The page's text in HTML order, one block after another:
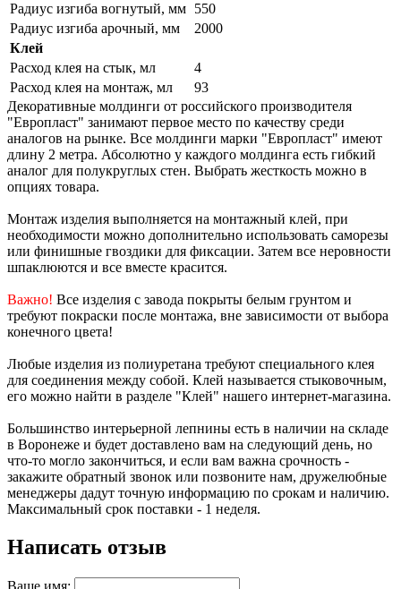
Радиус изгиба вогнутый, мм 550
Радиус изгиба арочный, мм
2000
Клей
Расход клея на стык, мл
4
Расход клея на монтаж, мл
93
Декоративные молдинги от российского производителя
"Европласт" занимают первое место по качеству среди
аналогов на рынке. Все молдинги марки "Европласт" имеют
длину 2 метра. Абсолютно у каждого молдинга есть гибкий
аналог для полукруглых стен. Выбрать жесткость можно в
опциях товара.
Монтаж изделия выполняется на монтажный клей, при
необходимости можно дополнительно использовать саморезы
или финишные гвоздики для фиксации. Затем все неровности
шпаклюются и все вместе красится.
Важно! Все изделия с завода покрыты белым грунтом и
требуют покраски после монтажа, вне зависимости от выбора
конечного цвета!
Любые изделия из полиуретана требуют специального клея
для соединения между собой. Клей называется стыковочным,
его можно найти в разделе "Клей" нашего интернет-магазина.
Большинство интерьерной лепнины есть в наличии на складе
в Воронеже и будет доставлено вам на следующий день, но
что-то могло закончиться, и если вам важна срочность -
закажите обратный звонок или позвоните нам, дружелюбные
менеджеры дадут точную информацию по срокам и наличию.
Максимальный срок поставки - 1 неделя.
Написать отзыв